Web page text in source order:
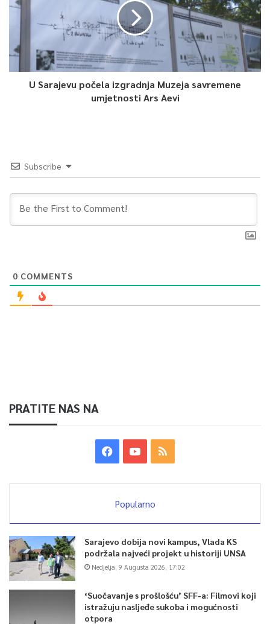
U Sarajevu počela izgradnja Muzeja savremene
umjetnosti Ars Aevi
Subscribe
0 COMMENTS
PRATITE NAS NA
Popularno
Sarajevo dobija novi kampus, Vlada KS
podržala najveći projekt u historiji UNSA
Nedjelja, 9 Augusta 2026, 17:02
‘Suočavanje s prošlošću’ SFF-a: Filmovi koji
istražuju nasljeđe sukoba i mogućnosti
otpora